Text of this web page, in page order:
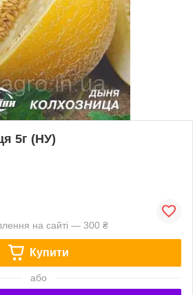
5г (НУ)
на сайті — 300 ₴
Купити
або